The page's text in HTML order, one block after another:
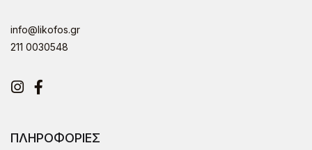
info@likofos.gr
211 0030548
Instagram
Facebook
ΠΛΗΡΟΦΟΡΙΕΣ